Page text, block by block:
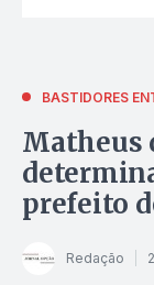
BASTIDORES
Matheus
prefeito
Redação